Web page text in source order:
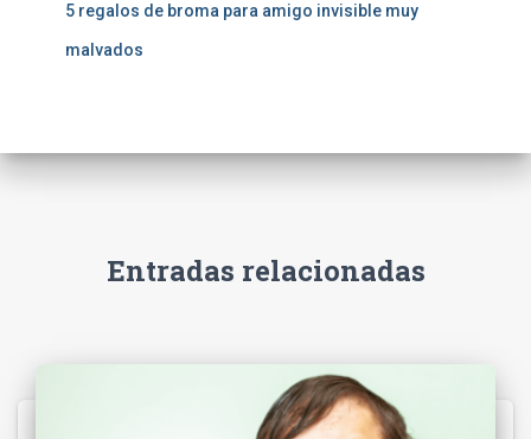
5 regalos de broma para amigo invisible muy
malvados
Entradas relacionadas